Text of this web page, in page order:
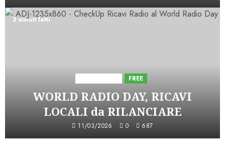
3 minuti letti
FREE
WORLD RADIO DAY, RICAVI
LOCALI da RILANCIARE
11/03/2026 0 687